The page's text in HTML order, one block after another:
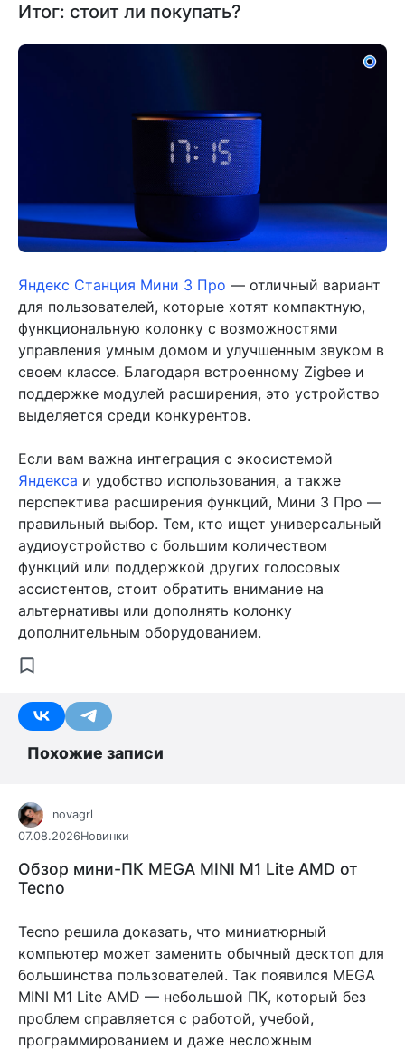
Итог: стоит ли покупать?
Яндекс Станция Мини 3 Про — отличный вариант
для пользователей, которые хотят компактную,
функциональную колонку с возможностями
управления умным домом и улучшенным звуком в
своем классе. Благодаря встроенному Zigbee и
поддержке модулей расширения, это устройство
выделяется среди конкурентов.
Если вам важна интеграция с экосистемой
Яндекса и удобство использования, а также
перспектива расширения функций, Мини 3 Про —
правильный выбор. Тем, кто ищет универсальный
аудиоустройство с большим количеством
функций или поддержкой других голосовых
ассистентов, стоит обратить внимание на
альтернативы или дополнять колонку
дополнительным оборудованием.
Похожие записи
novagrl
07.08.2026Новинки
Обзор мини-ПК MEGA MINI M1 Lite AMD от
Tecno
Tecno решила доказать, что миниатюрный
компьютер может заменить обычный десктоп для
большинства пользователей. Так появился MEGA
MINI M1 Lite AMD — небольшой ПК, который без
проблем справляется с работой, учебой,
программированием и даже несложным